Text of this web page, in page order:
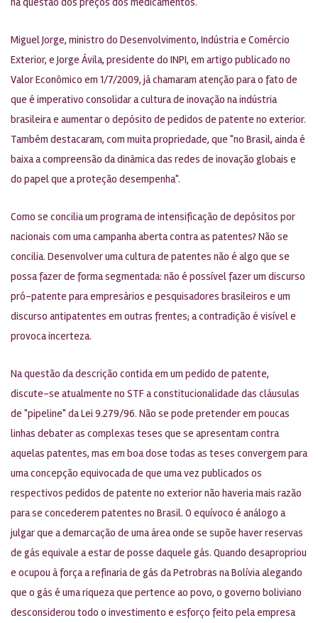
Miguel Jorge, ministro do Desenvolvimento, Indústria e Comércio
Exterior, e Jorge Ávila, presidente do INPI, em artigo publicado no
Valor Econômico em 1/7/2009, já chamaram atenção para o fato de
que é imperativo consolidar a cultura de inovação na indústria
brasileira e aumentar o depósito de pedidos de patente no exterior.
Também destacaram, com muita propriedade, que "no Brasil, ainda é
baixa a compreensão da dinâmica das redes de inovação globais e
do papel que a proteção desempenha".
Como se concilia um programa de intensificação de depósitos por
nacionais com uma campanha aberta contra as patentes? Não se
concilia. Desenvolver uma cultura de patentes não é algo que se
possa fazer de forma segmentada: não é possível fazer um discurso
pró-patente para empresários e pesquisadores brasileiros e um
discurso antipatentes em outras frentes; a contradição é visível e
provoca incerteza.
Na questão da descrição contida em um pedido de patente,
discute-se atualmente no STF a constitucionalidade das cláusulas
de "pipeline" da Lei 9.279/96. Não se pode pretender em poucas
linhas debater as complexas teses que se apresentam contra
aquelas patentes, mas em boa dose todas as teses convergem para
uma concepção equivocada de que uma vez publicados os
respectivos pedidos de patente no exterior não haveria mais razão
para se concederem patentes no Brasil. O equívoco é análogo a
julgar que a demarcação de uma área onde se supõe haver reservas
de gás equivale a estar de posse daquele gás. Quando desapropriou
e ocupou à força a refinaria de gás da Petrobras na Bolívia alegando
que o gás é uma riqueza que pertence ao povo, o governo boliviano
desconsiderou todo o investimento e esforço feito pela empresa